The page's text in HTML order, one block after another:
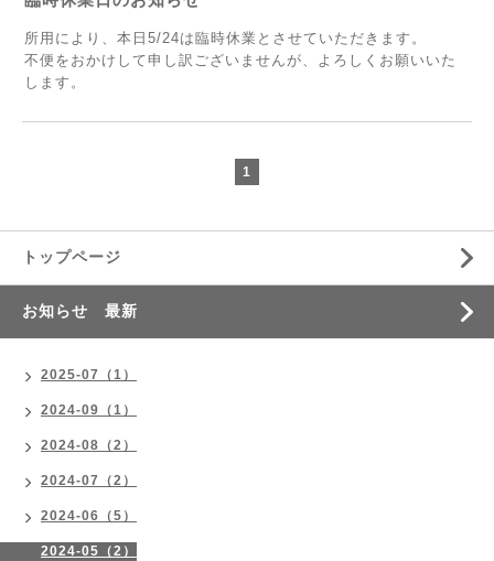
所用により、本日5/24は臨時休業とさせていただきます。
不便をおかけして申し訳ございませんが、よろしくお願いいた
します。
1
トップページ
お知らせ 最新
2025-07（1）
2024-09（1）
2024-08（2）
2024-07（2）
2024-06（5）
2024-05（2）